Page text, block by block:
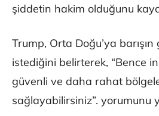
şiddetin hakim olduğunu
Trump, Orta Doğu’ya
istediğini belirterek, “Bence
güvenli ve daha rahat
sağlayabilirsiniz”. yorumunu